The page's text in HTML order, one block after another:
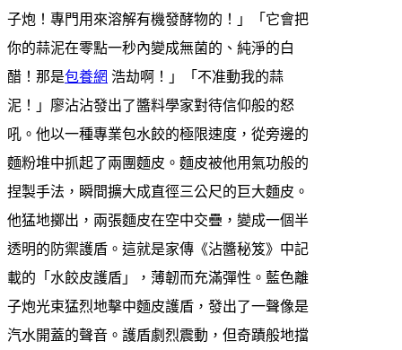
子炮！專門用來溶解有機發酵物的！」「它會把
你的蒜泥在零點一秒內變成無菌的、純淨的白
醋！那是包養網 浩劫啊！」「不准動我的蒜
泥！」廖沾沾發出了醬料學家對待信仰般的怒
吼。他以一種專業包水餃的極限速度，從旁邊的
麵粉堆中抓起了兩團麵皮。麵皮被他用氣功般的
捏製手法，瞬間擴大成直徑三公尺的巨大麵皮。
他猛地擲出，兩張麵皮在空中交疊，變成一個半
透明的防禦護盾。這就是家傳《沾醬秘笈》中記
載的「水餃皮護盾」，薄韌而充滿彈性。藍色離
子炮光束猛烈地擊中麵皮護盾，發出了一聲像是
汽水開蓋的聲音。護盾劇烈震動，但奇蹟般地擋